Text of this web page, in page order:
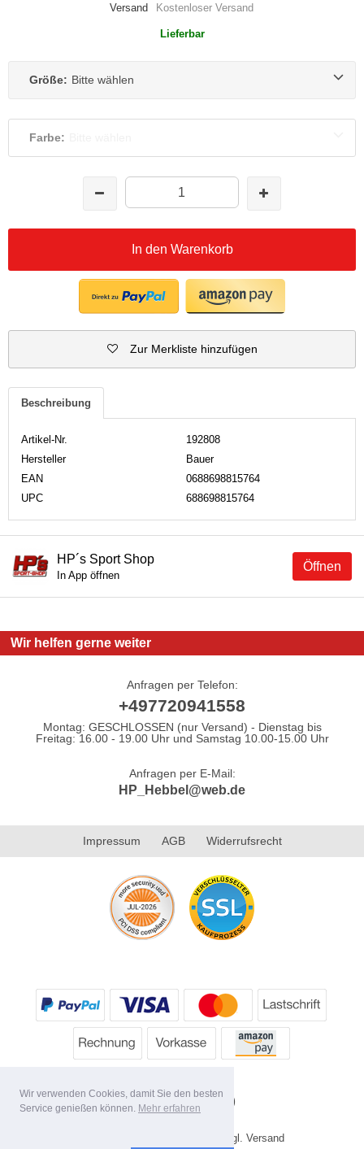
Wir verwenden Cookies, damit Sie den besten
Service genießen können. Mehr erfahren
Versand Kostenloser Versand
Lieferbar
Größe: Bitte wählen
Farbe:
In den Warenkorb
Zur Merkliste hinzufügen
Beschreibung
Artikel-Nr.
192808
Hersteller
Bauer
EAN
0688698815764
UPC
688698815764
Öffnen
HP´s Sport Shop
In App öffnen
Wir helfen gerne weiter
Anfragen per Telefon:
+497720941558
Montag: GESCHLOSSEN (nur Versand) - Dienstag bis
Freitag: 16.00 - 19.00 Uhr und Samstag 10.00-15.00 Uhr
Anfragen per E-Mail:
HP_Hebbel@web.de
Impressum AGB Widerrufsrecht
* Alle Preise inkl. MwSt. evtl. zzgl. Versand